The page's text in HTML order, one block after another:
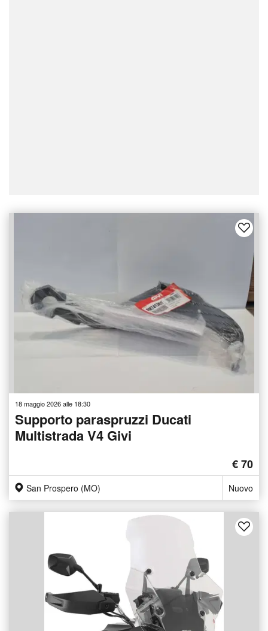
18 maggio 2026 alle 18:30
Supporto paraspruzzi Ducati
Multistrada V4 Givi
€ 70
San Prospero (MO) Nuovo